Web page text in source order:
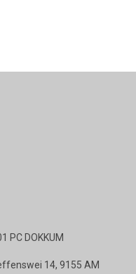
PC DOKKUM
14, 9155 AM